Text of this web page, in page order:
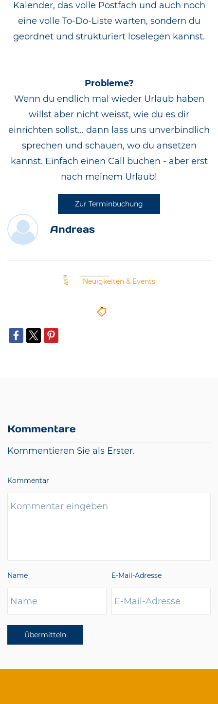
Kalender, das volle Postfach und auch noch
eine volle To-Do-Liste warten, sondern du
geordnet und strukturiert loselegen kannst.
Probleme?
Wenn du endlich mal wieder Urlaub haben
willst aber nicht weisst, wie du es dir
einrichten sollst... dann lass uns unverbindlich
sprechen und schauen, wo du ansetzen
kannst. Einfach einen Call buchen - aber erst
nach meinem Urlaub!
Zur Terminbuchung
Andreas
Neuigkeiten & Events
Kommentare
Kommentieren Sie als Erster.
Kommentar
Name E-Mail-Adresse
Übermitteln